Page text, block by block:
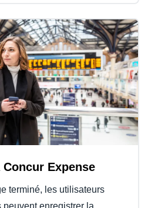
Expense
terminé, les utilisateurs
peuvent enregistrer la